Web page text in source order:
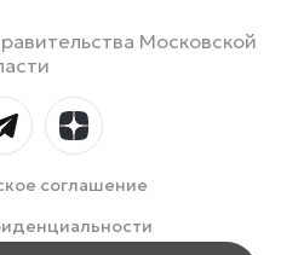
Московской
соглашение